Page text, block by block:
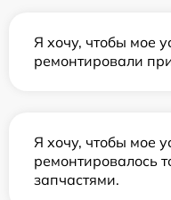
Я хочу, чтобы мое
ремонтировали
Я хочу, чтобы мое
ремонтировалось
запчастями.